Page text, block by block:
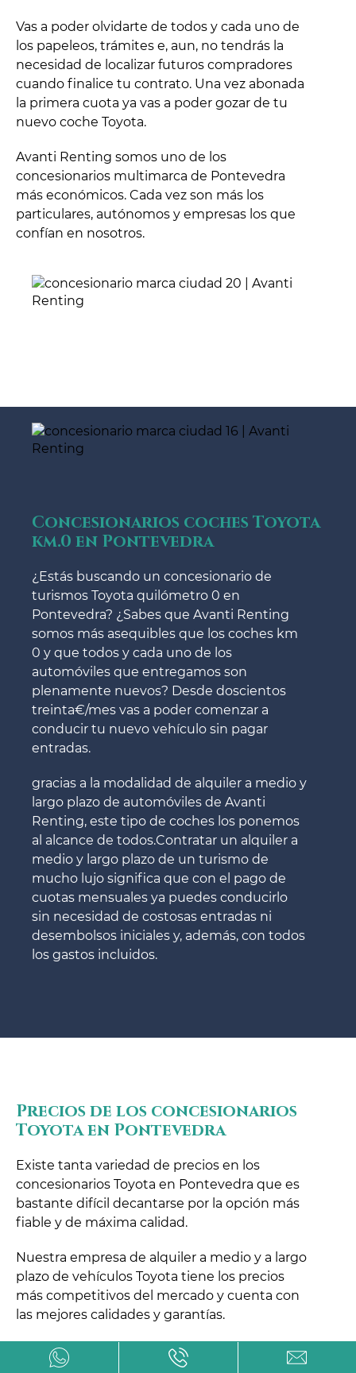
Vas a poder olvidarte de todos y cada uno de
los papeleos, trámites e, aun, no tendrás la
necesidad de localizar futuros compradores
cuando finalice tu contrato. Una vez abonada
la primera cuota ya vas a poder gozar de tu
nuevo coche Toyota.
Avanti Renting somos uno de los
concesionarios multimarca de Pontevedra
más económicos. Cada vez son más los
particulares, autónomos y empresas los que
confían en nosotros.
Concesionarios coches Toyota
km.0 en Pontevedra
¿Estás buscando un concesionario de
turismos Toyota quilómetro 0 en
Pontevedra? ¿Sabes que Avanti Renting
somos más asequibles que los coches km
0 y que todos y cada uno de los
automóviles que entregamos son
plenamente nuevos? Desde doscientos
treinta€/mes vas a poder comenzar a
conducir tu nuevo vehículo sin pagar
entradas.
gracias a la modalidad de alquiler a medio y
largo plazo de automóviles de Avanti
Renting, este tipo de coches los ponemos
al alcance de todos.Contratar un alquiler a
medio y largo plazo de un turismo de
mucho lujo significa que con el pago de
cuotas mensuales ya puedes conducirlo
sin necesidad de costosas entradas ni
desembolsos iniciales y, además, con todos
los gastos incluidos.
Precios de los concesionarios
Toyota en Pontevedra
Existe tanta variedad de precios en los
concesionarios Toyota en Pontevedra que es
bastante difícil decantarse por la opción más
fiable y de máxima calidad.
Nuestra empresa de alquiler a medio y a largo
plazo de vehículos Toyota tiene los precios
más competitivos del mercado y cuenta con
las mejores calidades y garantías.
Podrás contratar tu vehículo de manera 100
por cien on-line y, además, una vez finalizada